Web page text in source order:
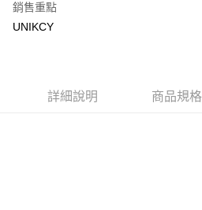
運送方式
付款後7-11取貨［需3-5個工作天不含
銷售重點
UNIKCY
詳細說明 商品規格